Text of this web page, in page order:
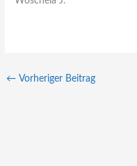
← Vorheriger Beitrag